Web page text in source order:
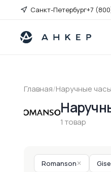
Санкт-Петербург+7
Главная/Наручные часы
1 товар
Romanson✕